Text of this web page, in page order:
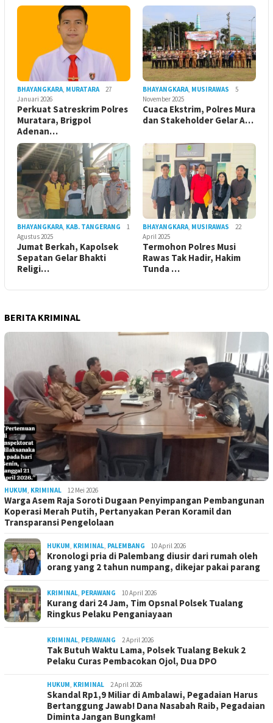
BHAYANGKARA MURATARA
27
Januari 2026
Perkuat Satreskrim Polres
Muratara, Brigpol
Adenan…
BHAYANGKARA MUSIRAWAS
5
November 2025
Cuaca Ekstrim, Polres Mura
dan Stakeholder Gelar A…
BHAYANGKARA KAB. TANGERANG
1
Agustus 2025
Jumat Berkah, Kapolsek
Sepatan Gelar Bhakti
Religi…
BHAYANGKARA MUSIRAWAS
22
April 2025
Termohon Polres Musi
Rawas Tak Hadir, Hakim
Tunda …
BERITA KRIMINAL
HUKUM KRIMINAL 12 Mei 2026
Warga Asem Raja Soroti Dugaan Penyimpangan Pembangunan
Koperasi Merah Putih, Pertanyakan Peran Koramil dan
Transparansi Pengelolaan
HUKUM KRIMINAL PALEMBANG 10 April 2026
Kronologi pria di Palembang diusir dari rumah oleh
orang yang 2 tahun numpang, dikejar pakai parang
KRIMINAL PERAWANG 10 April 2026
Kurang dari 24 Jam, Tim Opsnal Polsek Tualang
Ringkus Pelaku Penganiayaan
KRIMINAL PERAWANG 2 April 2026
Tak Butuh Waktu Lama, Polsek Tualang Bekuk 2
Pelaku Curas Pembacokan Ojol, Dua DPO
HUKUM KRIMINAL 2 April 2026
Skandal Rp1,9 Miliar di Ambalawi, Pegadaian Harus
Bertanggung Jawab! Dana Nasabah Raib, Pegadaian
Diminta Jangan Bungkam!